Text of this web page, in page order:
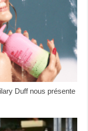
Duff nous présente